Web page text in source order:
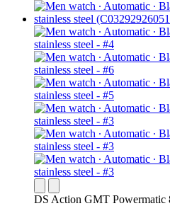
DS Action GMT Powermatic